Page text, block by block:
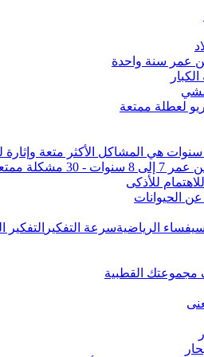
عمر سنة واحدة
لعطلة ممتعة
مشكلة ممتعة
للأذكى
عن الحيوانات
الرياضيةسرعة التفكير
القطبية